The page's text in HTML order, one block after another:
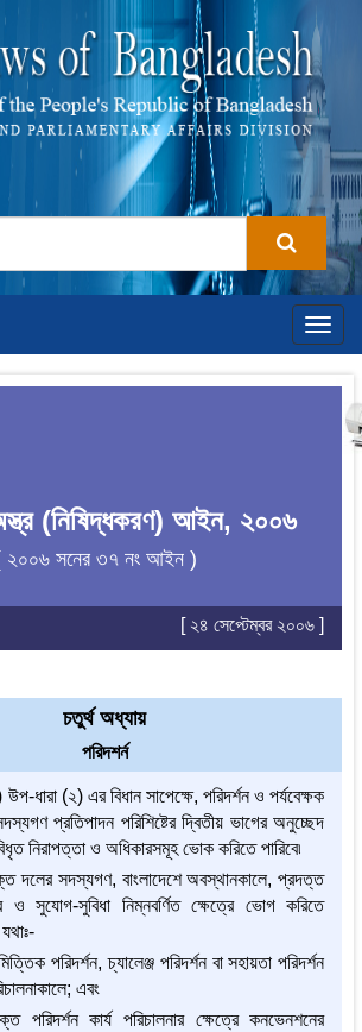
(নিষিদ্ধকরণ) আইন, ২০০৬
২০০৬ সনের ৩৭ নং আইন )
[ ২৪ সেপ্টেম্বর ২০০৬ ]
চতুর্থ অধ্যায়
পরিদশর্ন
ধারা (২) এর বিধান সাপেক্ষে, পরিদর্শন ও পর্যবেক্ষক
প্রতিপাদন পরিশিষ্টের দ্বিতীয় ভাগের অনুচ্ছেদ
নিরাপত্তা ও অধিকারসমূহ ভোক করিতে পারিবে৷
দলের সদস্যগণ, বাংলাদেশে অবস্থানকালে, প্রদত্ত
ও সুযোগ-সুবিধা নিম্নবর্ণিত ক্ষেত্রে ভোগ করিতে
পরিদর্শন, চ্যালেঞ্জ পরিদর্শন বা সহায়তা পরিদর্শন
এবং
পরিদর্শন কার্য পরিচালনার ক্ষেত্রে কনভেনশনের